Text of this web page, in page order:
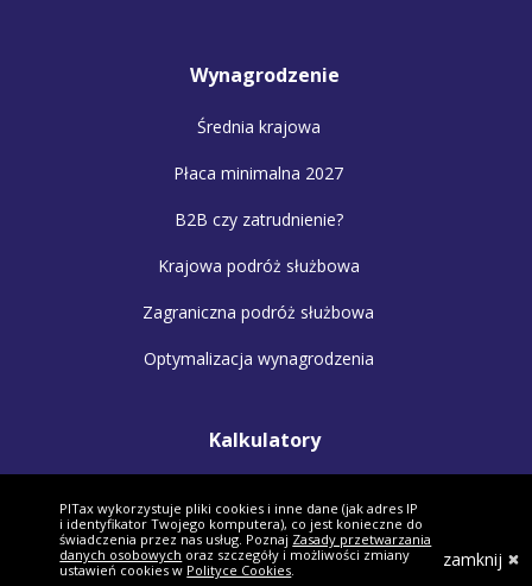
Wynagrodzenie
Średnia krajowa
Płaca minimalna 2027
B2B czy zatrudnienie?
Krajowa podróż służbowa
Zagraniczna podróż służbowa
Optymalizacja wynagrodzenia
Kalkulatory
Kalkulator małżonków
PITax wykorzystuje pliki cookies i inne dane (jak adres IP
i identyfikator Twojego komputera), co jest konieczne do
świadczenia przez nas usług. Poznaj Zasady przetwarzania
danych osobowych oraz szczegóły i możliwości zmiany
ustawień cookies w Polityce Cookies. zamknij